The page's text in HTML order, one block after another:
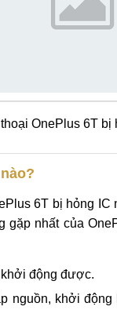
giải quyết vấn đề
6T bị hỏng